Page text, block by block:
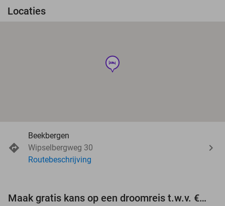
Locaties
hotel
Beekbergen
Wipselbergweg 30
Routebeschrijving
Maak gratis kans op een droomreis t.w.v. €3.000!